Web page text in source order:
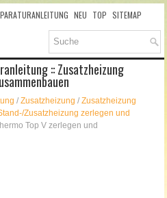
NEU TOP SITEMAP
:: Zusatzheizung
/Zusatzheizung /Zusatzheizung
Zusatzheizung zerlegen und
Top V zerlegen und